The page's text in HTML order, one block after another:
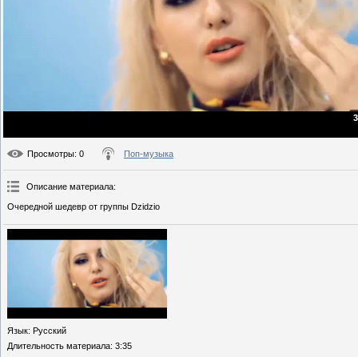
Просмотры: 0 Поп-музыка
Описание материала:
Очередной шедевр от группы Dzidzio
Язык: Русский
Длительность материала: 3:35